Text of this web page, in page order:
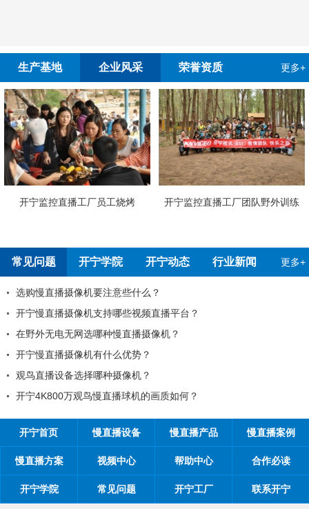
生产基地 企业风采 荣誉资质 更多+
烧烤
开宁监控直播工厂团队野外训练
常见问题 开宁学院 开宁动态 行业新闻 更多+
意些什么？
哪些视频直播平台？
慢直播摄像机？
么优势？
摄像机？
播球机的画质如何？
开宁首页 慢直播设备 慢直播产品 慢直播案例
慢直播方案 视频中心 帮助中心 合作必读
开宁学院 常见问题 开宁工厂 联系开宁